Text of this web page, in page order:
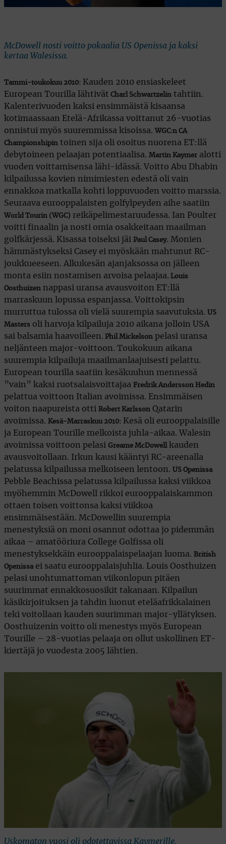
McDowell nosti voitto pokaalia US Openissa ja kaksi
kertaa Walesissa.
Tammi-toukokuu 2010: Kauden 2010 ensiaskeleet
European Tourilla lähtivät Charl Schwartzelin tahtiin.
Kalenterivuoden kaksi ensimmäistä kisaansa
kotimaassaan Etelä-Afrikassa voittanut 26-vuotias
onnistui myös suuremmissa kisoissa. WGC:n CA
Championshipin toinen sija oli osoitus nuorena ET:llä
debytoineen pelaajan potentiaalisa. Martin Kaymer alotti
vuoden voittamisensa lähi-idässä. Voitto Abu Dhabin
kilpailussa kovien nimimiesten edestä oli vain
ennakkoa matkalla kohti loppuvuoden voitto marssia.
Seuraava eurooppalaisten golfylpeyden aihe saatiin
World Tourin (WGC) reikäpelimestaruudessa. Ian Poulter
voitti finaalin ja nosti omia osakkeitaan maailman
golfkärjessä. Kisassa toiseksi jäi Paul Casey. Monien
hämmästykseksi Casey ei myöskään mahtunut RC-
joukkueeseen. Alkukesän ajanjaksossa on jälleen
monta esiin nostamisen arvoisa pelaajaa. Louis
Oosthuizen nappasi uransa avausvoiton ET:llä
marraskuun lopussa espanjassa. Voittokipsin
murruttua tulossa oli vielä suurempia saavutuksia. US
Masters oli harvoja kilpailuja 2010 aikana jolloin USA
sai balsamia haavoilleen. Phil Mickelson pelasi uransa
neljänteen major-voittoon. Toukokuun aikana
suurempia kilpailuja maailmanlaajuisesti pelattu.
European tourilla saatiin kesäkuuhun mennessä
”vain” kaksi ruotsalaisvoittajaa Fredrik Andersson Hedin
pelattua voittoon Italian avoimissa. Ensimmäisen
voiton naapureista otti Robert Karlsson Qatarin
avoimissa. Kesä-Marraskuu 2010: Kesä oli eurooppalaisille
ja European Tourille melkoista juhla-aikaa. Walesin
avoimissa voittoon pelasi Greame McDowellkauden
avausvoitollaan. Irkun kausi kääntyi RC-areenalla
pelatussa kilpailussa melkoiseen lentoon. US Openissa
Pebble Beachissa pelatussa kilpailussa kaksi viikkoa
myöhemmin McDowell rikkoi eurooppalaiskammon
ottaen toisen voittonsa kaksi viikkoa
ensimmäisestään. McDowellin suurempia
menestyksiä on moni osannut odottaa jo pidemmän
aikaa – amatööriura College Golfissa oli
menestyksekkäin eurooppalaispelaajan luoma. British
Openissaei saatu eurooppalaisjuhlia. Louis Oosthuizen
pelasi unohtumattoman viikonlopun pitäen
suurimmat ennakkosuosikit takanaan. Kilpailun
käsikirjoituksen ja tahdin luonut eteläafrikkalainen
teki voitollaan kauden suurimman major-yllätyksen.
Oosthuizenin voitto oli menestys myös European
Tourille – 28-vuotias pelaaja on ollut uskollinen ET-
kiertäjä jo vuodesta 2005 lähtien.
Uskomaton vuosi oli odotettavissa Kaymerille.